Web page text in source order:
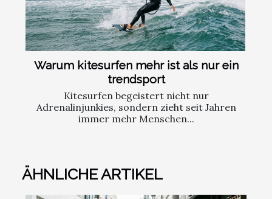
Warum kitesurfen mehr ist als nur ein
trendsport
Kitesurfen begeistert nicht nur
Adrenalinjunkies, sondern zieht seit Jahren
immer mehr Menschen...
ÄHNLICHE ARTIKEL